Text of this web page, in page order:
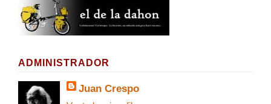
ADMINISTRADOR
Juan Crespo